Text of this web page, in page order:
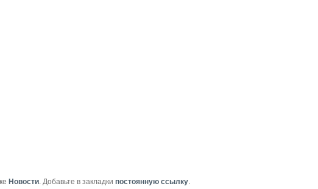
Новости. Добавьте в закладки постоянную ссылку.